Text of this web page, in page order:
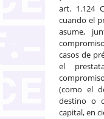
art. 1.124
cuando el
asume,
casos de
el
(como el
destino o
capital, en